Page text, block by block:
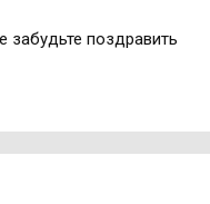
поздравить